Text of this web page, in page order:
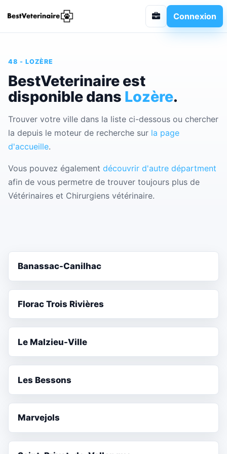
Connexion
48 - LOZÈRE
BestVeterinaire est
disponible dans Lozère.
Trouver votre ville dans la liste ci-dessous ou chercher
la depuis le moteur de recherche sur la page
d'accueille.
Vous pouvez également découvrir d'autre départment
afin de vous permetre de trouver toujours plus de
Vétérinaires et Chirurgiens vétérinaire.
Banassac-Canilhac
Florac Trois Rivières
Le Malzieu-Ville
Les Bessons
Marvejols